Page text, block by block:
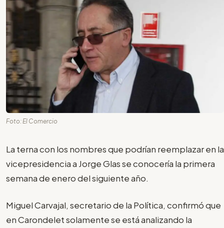
Foto: El Comercio
La terna con los nombres que podrían reemplazar en la
vicepresidencia a Jorge Glas se conocería la primera
semana de enero del siguiente año.
Miguel Carvajal, secretario de la Política, confirmó que
en Carondelet solamente se está analizando la